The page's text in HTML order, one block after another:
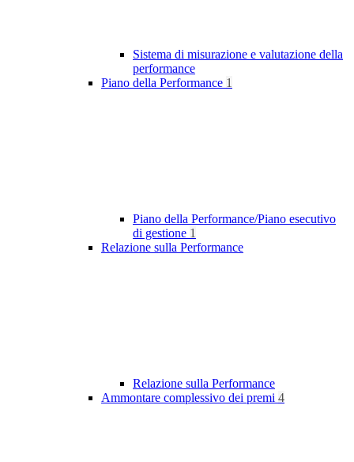
Sistema di misurazione e valutazione della
performance
Piano della Performance 1
Piano della Performance/Piano esecutivo
di gestione 1
Relazione sulla Performance
Relazione sulla Performance
Ammontare complessivo dei premi 4